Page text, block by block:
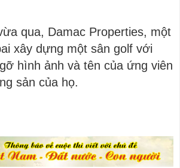
qua, Damac Properties, một
xây dựng một sân golf với
hình ảnh và tên của ứng viên
sản của họ.